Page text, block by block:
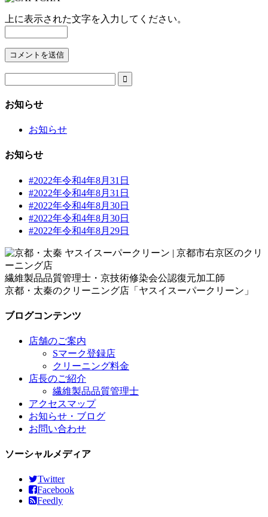
上に表示された文字を入力してください。

お知らせ
お知らせ
お知らせ
#2022年令和4年8月31日
#2022年令和4年8月31日
#2022年令和4年8月30日
#2022年令和4年8月30日
#2022年令和4年8月29日
繊維製品品質管理士・京技術修染会公認復元加工師
京都・太秦のクリーニング店「ヤスイスーパークリーン」
ブログコンテンツ
店舗のご案内
Sマーク登録店
クリーニング料金
店長のご紹介
繊維製品品質管理士
アクセスマップ
お知らせ・ブログ
お問い合わせ
ソーシャルメディア
Twitter
Facebook
Feedly